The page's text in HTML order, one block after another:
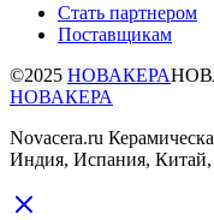
Стать партнером
Поставщикам
©2025 НОВАКЕРА
НОВАКЕРА
Novacera.ru
Индия, Испания, Китай,